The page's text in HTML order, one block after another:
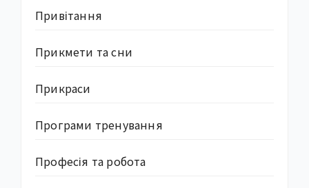
Привітання
Прикмети та сни
Прикраси
Програми тренування
Професія та робота